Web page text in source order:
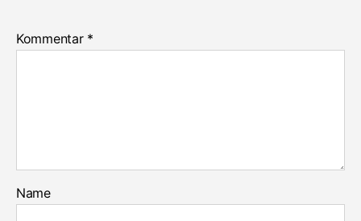
Kommentar *
Name